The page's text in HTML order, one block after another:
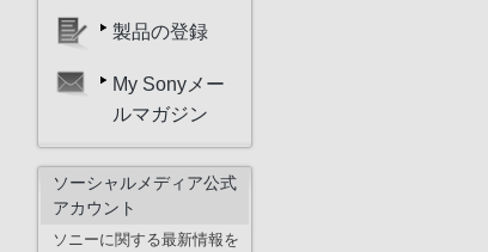
製品の登録
My Sonyメー
ルマガジン
ソーシャルメディア公式
アカウント
ソニーに関する最新情報を